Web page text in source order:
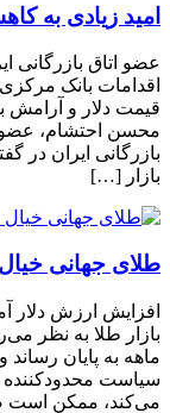
امید زیادی به
عضو اتاق بازرگانی
اقدامات بانک
قیمت دلار و آرامش
محسن احتشام، عضو
بازرگانی ایران در
بازار […]
طلای جهانی
افزایش ارزش دلار
ماهه به پایان رساند
سیاست محدودکننده
می‌کند، ممکن است